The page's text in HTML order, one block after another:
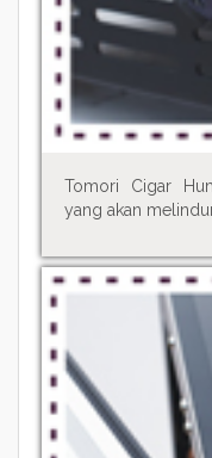
Tomori Cigar
yang akan